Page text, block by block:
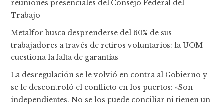
reuniones presenciales del Consejo Federal del
Trabajo
Metalfor busca desprenderse del 60% de sus
trabajadores a través de retiros voluntarios: la UOM
cuestiona la falta de garantías
La desregulación se le volvió en contra al Gobierno y
se le descontroló el conflicto en los puertos: «Son
independientes. No se los puede conciliar ni tienen un